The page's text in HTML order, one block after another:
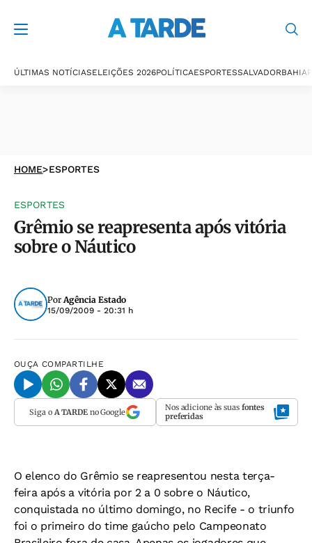
ÚLTIMAS NOTÍCIASELEIÇÕES 2026POLÍTICAESPORTESSALVADORBAHIA
HOME>ESPORTES
ESPORTES
Grêmio se reapresenta após vitória
sobre o Náutico
PorAgência Estado
15/09/2009 - 20:31 h
OUÇA COMPARTILHE
Siga o A TARDEno Google Nos adicione às suas fontes
preferidas
O elenco do Grêmio se reapresentou nesta terça-
feira após a vitória por 2 a 0 sobre o Náutico,
conquistada no último domingo, no Recife - o triunfo
foi o primeiro do time gaúcho pelo Campeonato